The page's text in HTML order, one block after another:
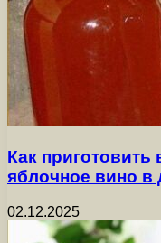
Как приготовить
яблочное вино
02.12.2025